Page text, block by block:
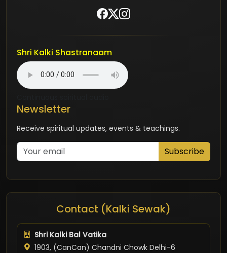
Shri Kalki Shastranaam
Newsletter
Receive spiritual updates, events & teachings.
Subscribe
Contact (Kalki Sewak)
Shri Kalki Bal Vatika
1903, (CanCan) Chandni Chowk Delhi-6